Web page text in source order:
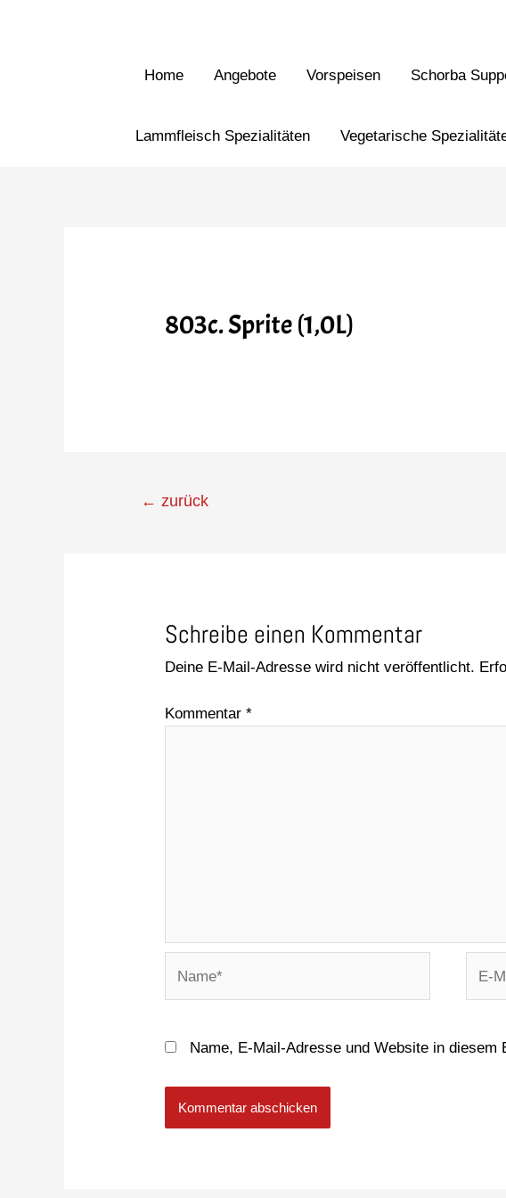
Home Angebote Vorspeisen Schorba
Lammfleisch Spezialitäten Vegetarische
803c. Sprite (1,0L)
← zurück
Schreibe einen Kommentar
Deine E-Mail-Adresse wird nicht veröffentlicht.
Kommentar*
Name, E-Mail-Adresse und Website in